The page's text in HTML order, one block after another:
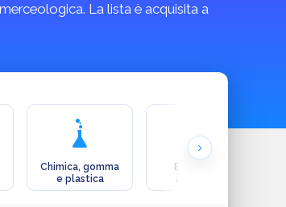
La lista è acquisita a
Chimica, gomma
e plastica
Ecologia e
ambiente